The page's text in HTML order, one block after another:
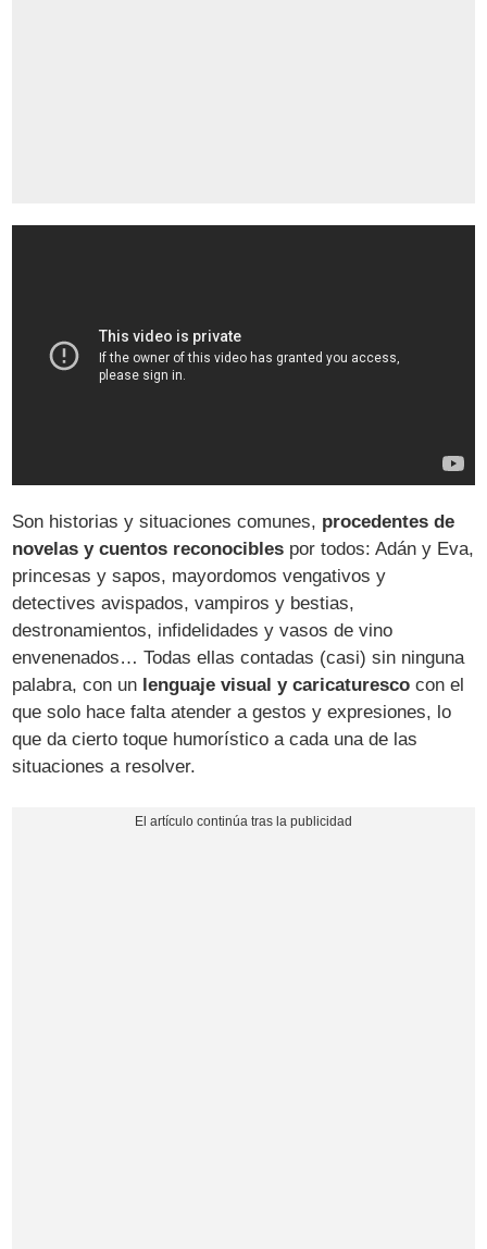
Son historias y situaciones comunes, procedentes de
novelas y cuentos reconocibles por todos: Adán y Eva,
princesas y sapos, mayordomos vengativos y
detectives avispados, vampiros y bestias,
destronamientos, infidelidades y vasos de vino
envenenados… Todas ellas contadas (casi) sin ninguna
palabra, con un lenguaje visual y caricaturesco con el
que solo hace falta atender a gestos y expresiones, lo
que da cierto toque humorístico a cada una de las
situaciones a resolver.